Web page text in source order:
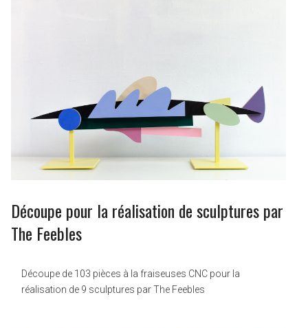
Découpe pour la réalisation de sculptures par
The Feebles
Découpe de 103 pièces à la fraiseuses CNC pour la
réalisation de 9 sculptures par The Feebles